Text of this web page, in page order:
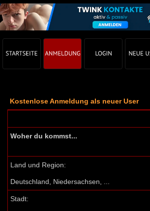
Kostenlose Anmeldung als neuer User
Woher du kommst...
Land und Region:
Deutschland, Niedersachsen, ...
Stadt: